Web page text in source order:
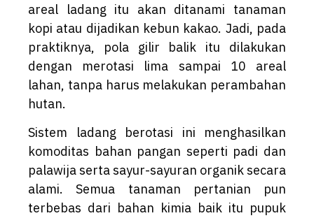
areal ladang itu akan ditanami tanaman
kopi atau dijadikan kebun kakao. Jadi, pada
praktiknya, pola gilir balik itu dilakukan
dengan merotasi lima sampai 10 areal
lahan, tanpa harus melakukan perambahan
hutan.
Sistem ladang berotasi ini menghasilkan
komoditas bahan pangan seperti padi dan
palawija serta sayur-sayuran organik secara
alami. Semua tanaman pertanian pun
terbebas dari bahan kimia baik itu pupuk